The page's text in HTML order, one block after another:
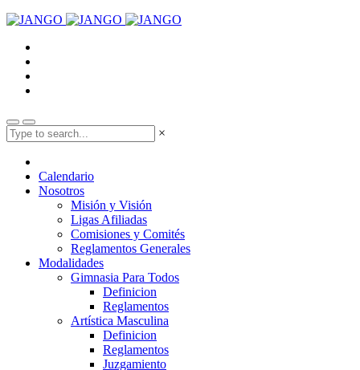
×
Calendario
Nosotros
Misión y Visión
Ligas Afiliadas
Comisiones y Comités
Reglamentos Generales
Modalidades
Gimnasia Para Todos
Definicion
Reglamentos
Artística Masculina
Definicion
Reglamentos
Juzgamiento